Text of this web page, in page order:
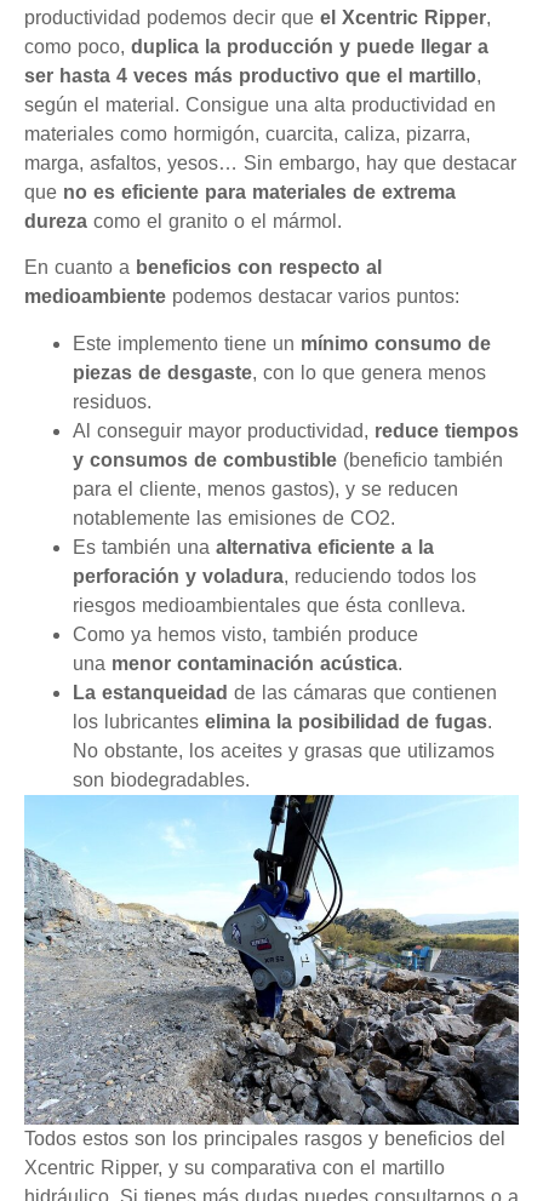
productividad podemos decir que el Xcentric Ripper,
como poco, duplica la producción y puede llegar a
ser hasta 4 veces más productivo que el martillo,
según el material. Consigue una alta productividad en
materiales como hormigón, cuarcita, caliza, pizarra,
marga, asfaltos, yesos… Sin embargo, hay que destacar
que no es eficiente para materiales de extrema
dureza como el granito o el mármol.
En cuanto a beneficios con respecto al
medioambiente podemos destacar varios puntos:
Este implemento tiene un mínimo consumo de
piezas de desgaste, con lo que genera menos
residuos.
Al conseguir mayor productividad, reduce tiempos
y consumos de combustible (beneficio también
para el cliente, menos gastos), y se reducen
notablemente las emisiones de CO2.
Es también una alternativa eficiente a la
perforación y voladura, reduciendo todos los
riesgos medioambientales que ésta conlleva.
Como ya hemos visto, también produce
una menor contaminación acústica.
La estanqueidad de las cámaras que contienen
los lubricantes elimina la posibilidad de fugas.
No obstante, los aceites y grasas que utilizamos
son biodegradables.
Todos estos son los principales rasgos y beneficios del
Xcentric Ripper, y su comparativa con el martillo
hidráulico. Si tienes más dudas puedes consultarnos o a